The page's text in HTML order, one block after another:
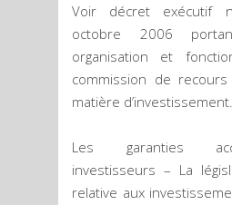
Voir décret exécutif
octobre 2006
organisation et
commission de
matière d’investissement.
Les garanties
investisseurs – La
relative aux